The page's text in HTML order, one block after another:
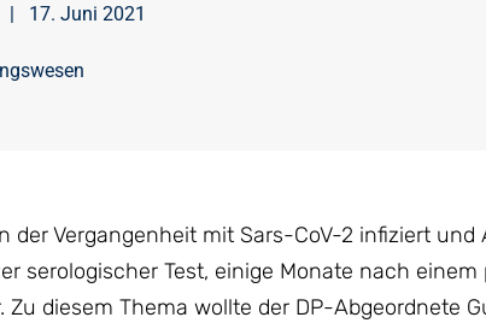
| 17. Juni 2021
Vergangenheit mit Sars-CoV-2 infiziert und
serologischer Test, einige Monate nach einem
diesem Thema wollte der DP-Abgeordnete